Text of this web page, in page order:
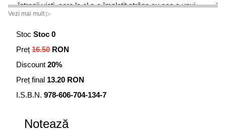
întregii vieți, care la el s-a împletit strâns cu cea a unui
Calculus ratiocitor
activează în domenii diferite, de la logică la matematică,
de la lingvistică la filosofia științei, vor avea acum la
îndemână un amplu material care le va permite să
aspectele logicii lui Leibniz.
Vezi mai mult ▷
Stoc Stoc 0
Preț 16.50 RON
Discount 20%
Preț final 13.20 RON
I.S.B.N. 978-606-704-134-7
Notează